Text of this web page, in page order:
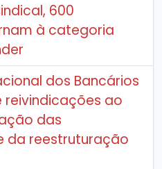
600
à categoria
dos Bancários
ao
das
da reestruturação